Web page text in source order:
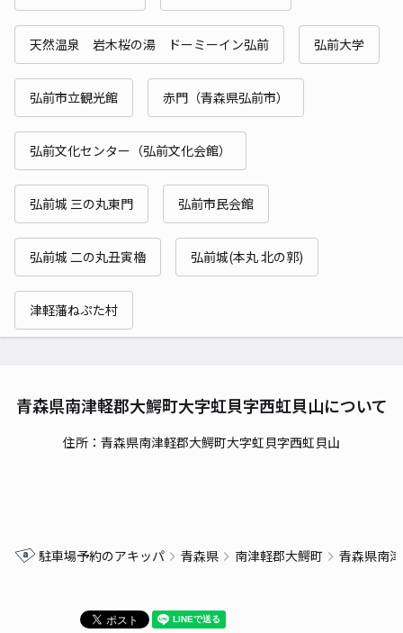
天然温泉 岩木桜の湯 ドーミーイン弘前 弘前大学
弘前市立観光館 赤門（青森県弘前市）
弘前文化センター（弘前文化会館）
弘前城 三の丸東門 弘前市民会館
弘前城 二の丸丑寅櫓 弘前城(本丸 北の郭)
津軽藩ねぷた村
青森県南津軽郡大鰐町大字虹貝字西虹貝山について
住所：青森県南津軽郡大鰐町大字虹貝字西虹貝山
駐車場予約のアキッパ 青森県 南津軽郡大鰐町 青森県南